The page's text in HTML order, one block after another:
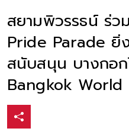
สยามพิวรรธน์ ร่
Pride Parade ยิ่
สนับสนุน บางกอ
Bangkok World